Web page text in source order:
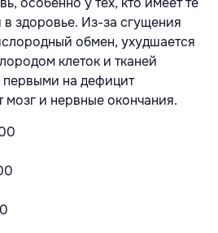
здоровье. Из-за сгущения
обмен, ухудшается
клеток и тканей
на дефицит
мозг и нервные окончания.